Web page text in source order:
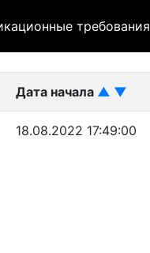
требования
Дата начала ▲ ▼
18.08.2022 17:49:00